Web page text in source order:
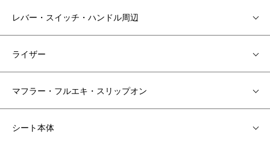
レバー・スイッチ・ハンドル周辺
ライザー
マフラー・フルエキ・スリップオン
シート本体